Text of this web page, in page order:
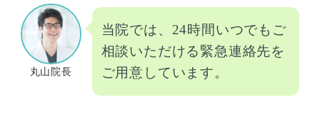
丸山院長
当院では、24時間いつでもご
相談いただける緊急連絡先を
ご用意しています。